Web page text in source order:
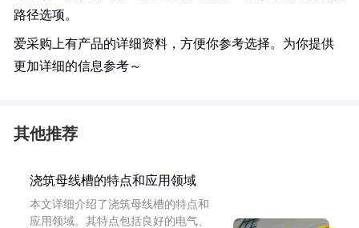
路径选项。
爱采购上有产品的详细资料，方便你参考选择。为你提供
更加详细的信息参考～
其他推荐
浇筑母线槽的特点和应用领域
本文详细介绍了浇筑母线槽的特点和
应用领域。其特点包括良好的电气、